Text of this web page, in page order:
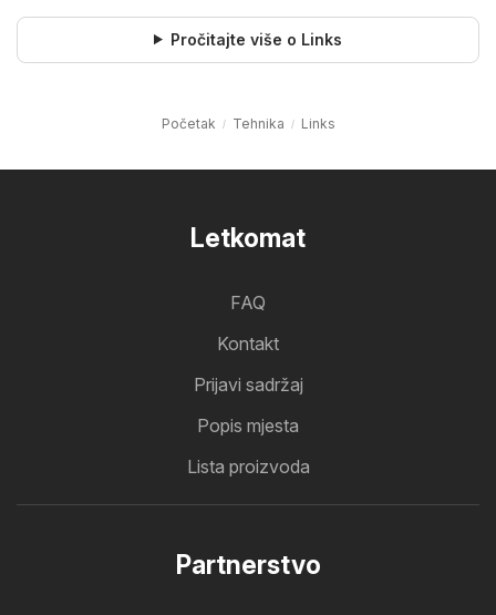
Pročitajte više o Links
Početak Tehnika Links
Letkomat
FAQ
Kontakt
Prijavi sadržaj
Popis mjesta
Lista proizvoda
Partnerstvo